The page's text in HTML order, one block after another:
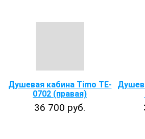
Душевая кабина Timo TE-
0702 (правая)
36 700 руб.